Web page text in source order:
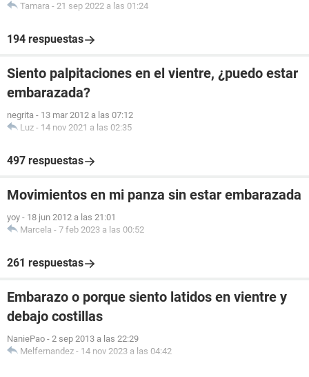
Tamara - 21 sep 2022 a las 01:24
194 respuestas
Siento palpitaciones en el vientre, ¿puedo estar
embarazada?
negrita - 13 mar 2012 a las 07:12
Luz - 14 nov 2021 a las 02:35
497 respuestas
Movimientos en mi panza sin estar embarazada
yoy - 18 jun 2012 a las 21:01
Marcela - 7 feb 2023 a las 00:52
261 respuestas
Embarazo o porque siento latidos en vientre y
debajo costillas
NaniePao - 2 sep 2013 a las 22:29
Melfernandez - 14 nov 2023 a las 04:42